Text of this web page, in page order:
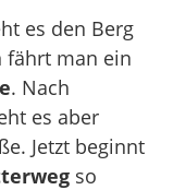
es den Berg
fährt man ein
. Nach
es aber
Jetzt beginnt
so